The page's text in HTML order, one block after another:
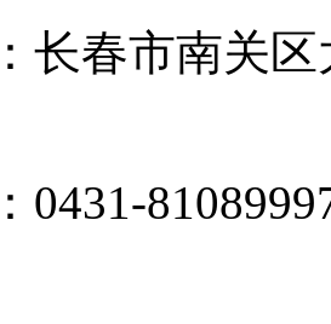
长春市南关
0431-